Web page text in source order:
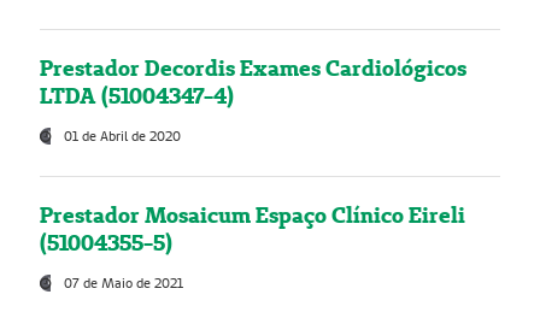
Prestador Decordis Exames Cardiológicos
LTDA (51004347-4)
01 de Abril de 2020
Prestador Mosaicum Espaço Clínico Eireli
(51004355-5)
07 de Maio de 2021